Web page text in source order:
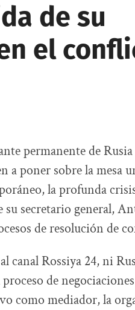
de su
el
permanente de
a poner sobre la mesa
la profunda
secretario general,
de resolución de
canal Rossiya 24, ni
de
como mediador, la